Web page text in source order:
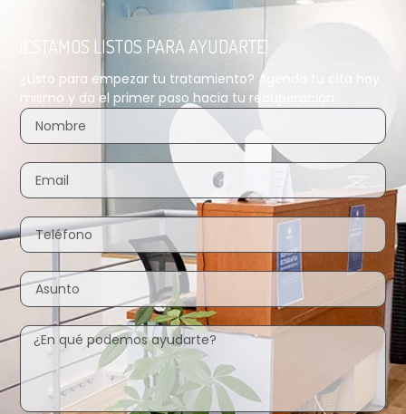
¡ESTAMOS LISTOS PARA AYUDARTE!
¿Listo para empezar tu tratamiento? Agenda tu cita hoy
mismo y da el primer paso hacia tu recuperación.